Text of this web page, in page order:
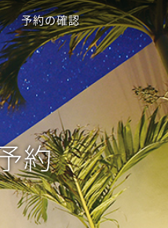
予約の確認
約